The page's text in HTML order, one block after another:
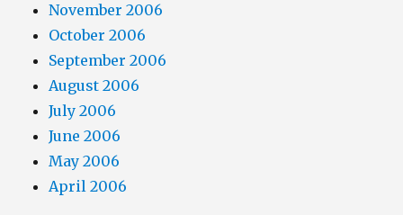
November 2006
October 2006
September 2006
August 2006
July 2006
June 2006
May 2006
April 2006